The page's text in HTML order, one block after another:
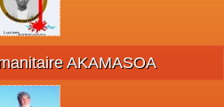
AKAMASOA